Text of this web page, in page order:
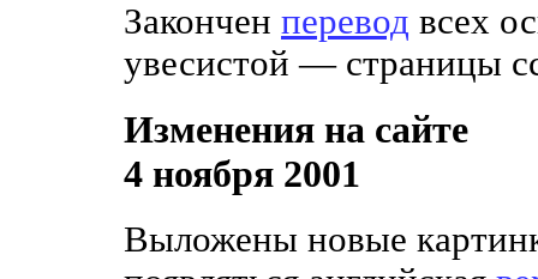
Закончен перевод всех
увесистой — страницы
Изменения на сайте
4 ноября 2001
Выложены новые